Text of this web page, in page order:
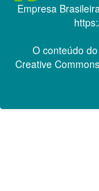
Empresa
O conteúdo
Creative Commons